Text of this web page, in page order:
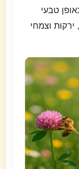
טבעי
וצמחי